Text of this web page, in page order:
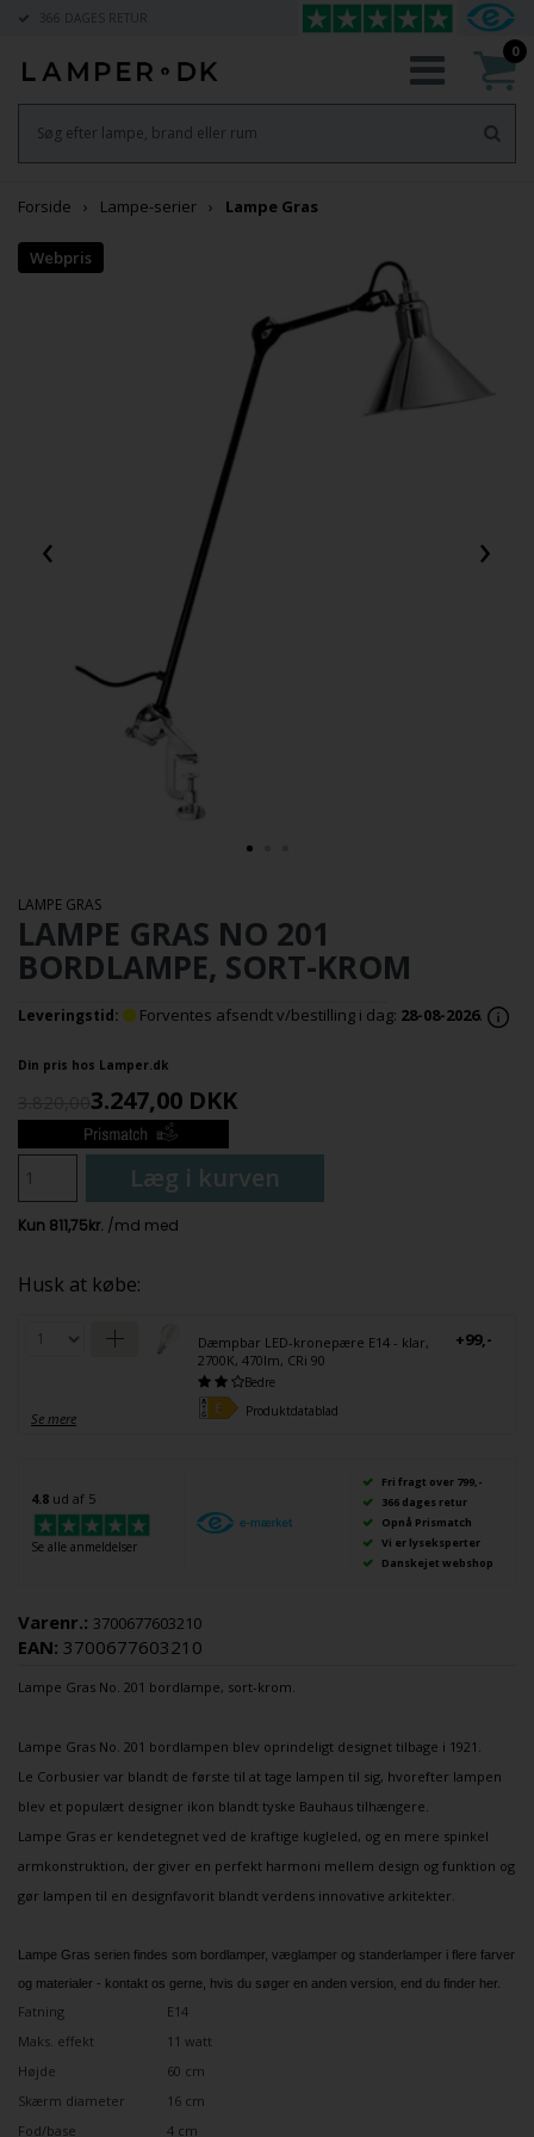
366 DAGES RETUR
0
Forside Lampe-serier Lampe Gras
‹ ›
LAMPE GRAS
LAMPE GRAS NO 201
BORDLAMPE, SORT-KROM
Leveringstid: Forventes afsendt v/bestilling i dag: 28-08-2026.
Din pris hos Lamper.dk
3.247,00 DKK
Læg i kurven
Husk at købe:
Se mere
Dæmpbar LED-kronepære E14 - klar,
2700K, 470lm, CRi 90
Bedre
Produktdatablad
+99,-
4.8 ud af 5
Se alle anmeldelser
Fri fragt over 799,-
366 dages retur
Opnå Prismatch
Vi er lyseksperter
Danskejet webshop
Varenr.: 3700677603210
EAN: 3700677603210
Lampe Gras No. 201 bordlampe, sort-krom.
Lampe Gras No. 201 bordlampen blev oprindeligt designet tilbage i 1921.
Le Corbusier var blandt de første til at tage lampen til sig, hvorefter lampen
blev et populært designer ikon blandt tyske Bauhaus tilhængere.
Lampe Gras er kendetegnet ved de kraftige kugleled, og en mere spinkel
armkonstruktion, der giver en perfekt harmoni mellem design og funktion og
gør lampen til en designfavorit blandt verdens innovative arkitekter.
Lampe Gras serien findes som bordlamper, væglamper og standerlamper i flere farver
og materialer - kontakt os gerne, hvis du søger en anden version, end du finder her.
Fatning
E14
Maks. effekt
11 watt
Højde
60 cm
Skærm diameter
16 cm
Fod/base
4 cm